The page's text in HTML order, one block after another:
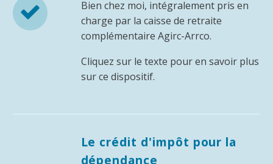


Bien chez moi, intégralement pris en
charge par la caisse de retraite
complémentaire Agirc-Arrco.
Cliquez sur le texte pour en savoir plus
sur ce dispositif.
Le crédit d'impôt pour la
dépendance